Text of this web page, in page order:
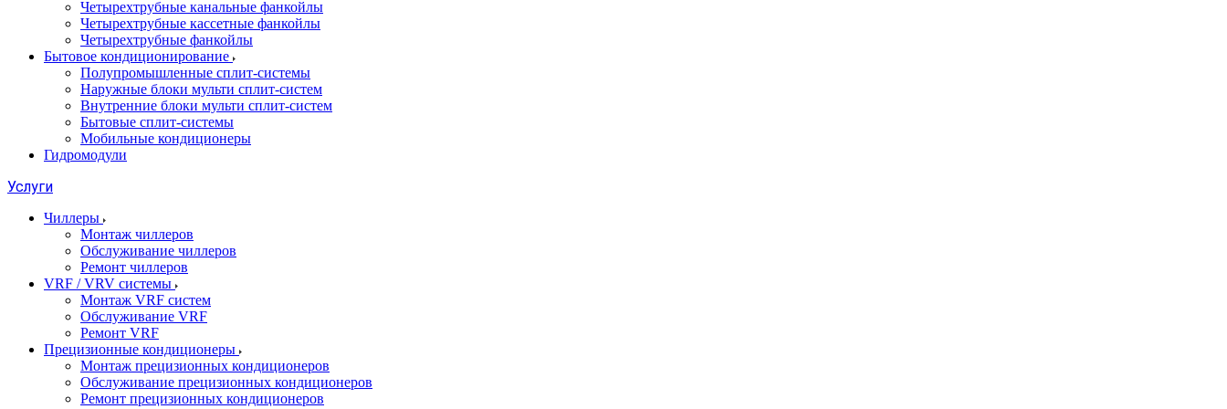
Четырехтрубные канальные фанкойлы
Четырехтрубные кассетные фанкойлы
Четырехтрубные фанкойлы
Бытовое кондиционирование
Полупромышленные сплит-системы
Наружные блоки мульти сплит-систем
Внутренние блоки мульти сплит-систем
Бытовые сплит-системы
Мобильные кондиционеры
Гидромодули
Услуги
Чиллеры
Монтаж чиллеров
Обслуживание чиллеров
Ремонт чиллеров
VRF / VRV системы
Монтаж VRF систем
Обслуживание VRF
Ремонт VRF
Прецизионные кондиционеры
Монтаж прецизионных кондиционеров
Обслуживание прецизионных кондиционеров
Ремонт прецизионных кондиционеров